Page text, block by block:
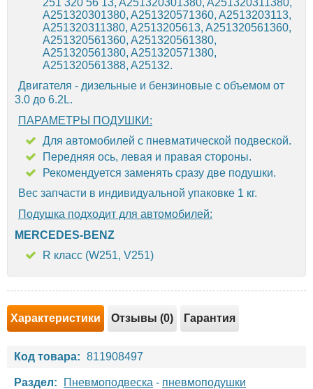
A251320301380, A251320571360, A2513203113,
A251320311380, A2513205613, A251320561360,
A251320561360, A251320561380,
A251320561380, A251320571380,
A251320561388, A25132.
Двигателя - дизельные и бензиновые с объемом от
3.0 до 6.2L.
ПАРАМЕТРЫ ПОДУШКИ:
Для автомобилей с пневматической подвеской.
Передняя ось, левая и правая стороны.
Рекомендуется заменять сразу две подушки.
Вес запчасти в индивидуальной упаковке 1 кг.
Подушка подходит для автомобилей:
MERCEDES-BENZ
R класс (W251, V251)
Характеристики Отзывы (0) Гарантия
Код товара: 811908497
Раздел: Пневмоподвеска - пневмоподушки